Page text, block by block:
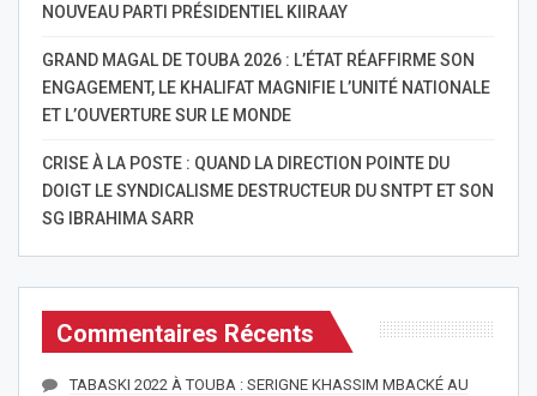
NOUVEAU PARTI PRÉSIDENTIEL KIIRAAY
GRAND MAGAL DE TOUBA 2026 : L’ÉTAT RÉAFFIRME SON
ENGAGEMENT, LE KHALIFAT MAGNIFIE L’UNITÉ NATIONALE
ET L’OUVERTURE SUR LE MONDE
CRISE À LA POSTE : QUAND LA DIRECTION POINTE DU
DOIGT LE SYNDICALISME DESTRUCTEUR DU SNTPT ET SON
SG IBRAHIMA SARR
Commentaires Récents
TABASKI 2022 À TOUBA : SERIGNE KHASSIM MBACKÉ AU